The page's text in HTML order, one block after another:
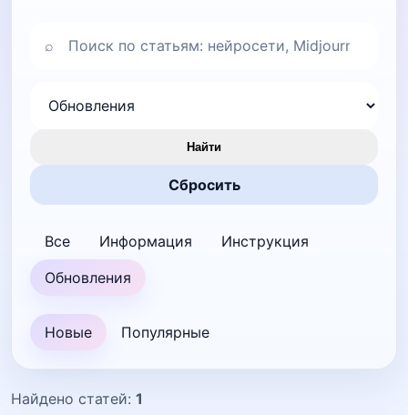
⌕
Найти
Сбросить
Все Информация
Инструкция
Обновления
Новые Популярные
Найдено статей: 1